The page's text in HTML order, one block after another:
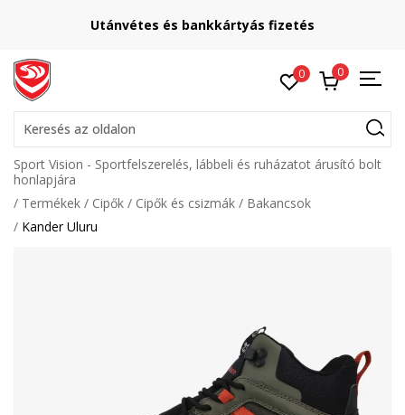
Utánvétes és bankkártyás fizetés
0 0
Keresés az oldalon
Sport Vision - Sportfelszerelés, lábbeli és ruházatot árusító bolt
honlapjára
Termékek
Cipők Cipők és csizmák
Bakancsok
Kander Uluru